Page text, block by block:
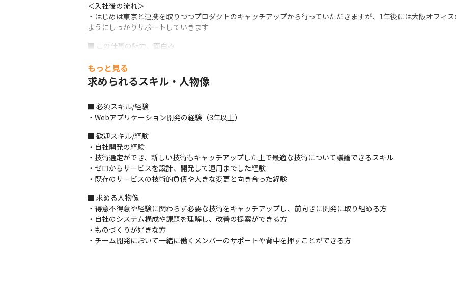
＜入社後の流れ＞
・はじめは東京と連携を取りつつプロダクトのキャッチアップから行っていただきますが、1年後には大阪オフィ
ようにしっかりサポートしていきます
■ この仕事の魅力、面白み
・必要に応じてフロントエンドからサーバサイドまで対応いただくため、フルスタックエンジニアとしての経験を
もっと見る
求められるスキル・人物像
■ 必須スキル/経験
・Webアプリケーション開発の経験（3年以上）
■ 歓迎スキル/経験
・自社開発の経験
・技術選定ができ、新しい技術もキャッチアップした上で最適な技術について議論できるスキル
・ゼロからサービスを設計、開発して運用までした経験
・既存のサービスの技術的負債や大きな変更と向き合った経験
■ 求める人物像
・得意不得意や経験に関わらず必要な技術をキャッチアップし、前向きに開発に取り組める方
・自社のシステム構成や課題を理解し、改善の提案ができる方
・ものづくりが好きな方
・チーム開発において一緒に働くメンバーのサポートや背中を押すことができる方